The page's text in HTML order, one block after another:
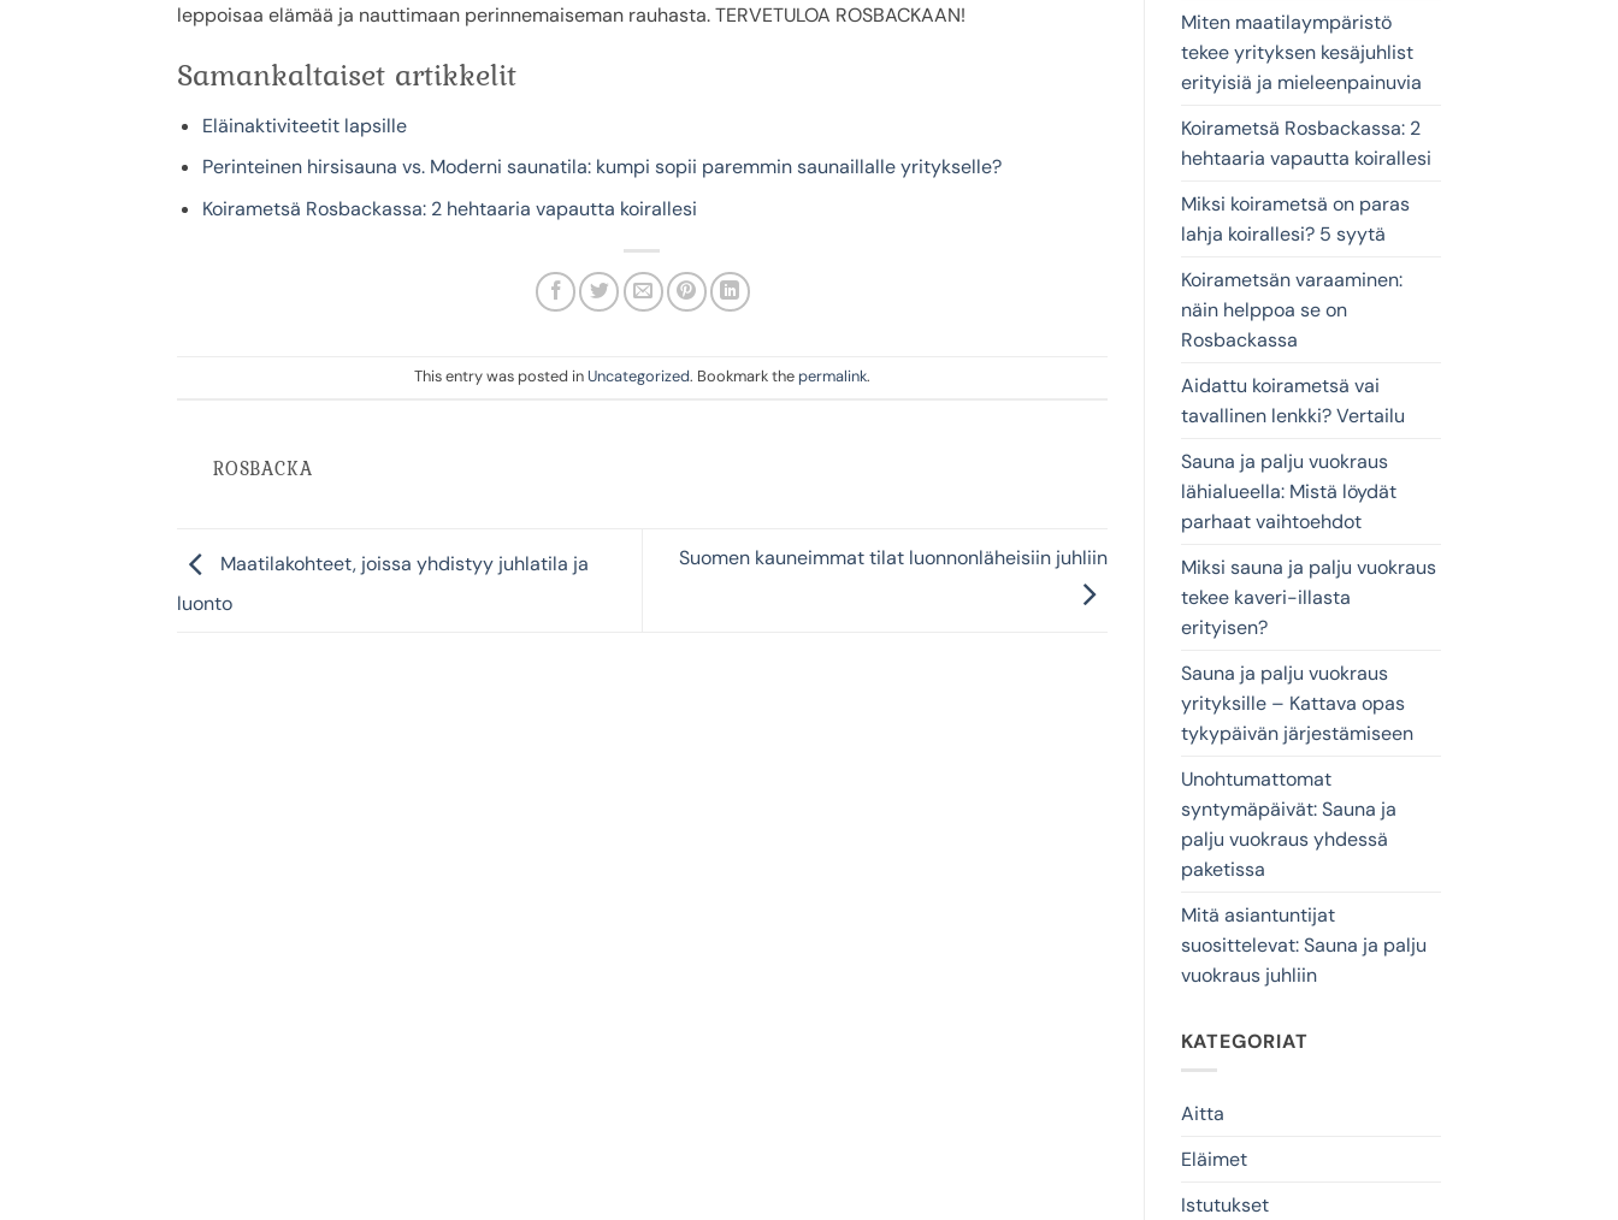
leppoisaa elämää ja nauttimaan perinnemaiseman rauhasta. TERVETULOA ROSBACKAAN!
Samankaltaiset artikkelit
Eläinaktiviteetit lapsille
Perinteinen hirsisauna vs. Moderni saunatila: kumpi sopii paremmin saunaillalle yritykselle?
Koirametsä Rosbackassa: 2 hehtaaria vapautta koirallesi
This entry was posted inUncategorized. Bookmark the permalink.
ROSBACKA
Maatilakohteet, joissa yhdistyy juhlatila ja
luonto
Suomen kauneimmat tilat luonnonläheisiin juhliin
Miten maatilaympäristö
tekee yrityksen kesäjuhlist
erityisiä ja mieleenpainuvia
Koirametsä Rosbackassa: 2
hehtaaria vapautta koirallesi
Miksi koirametsä on paras
lahja koirallesi? 5 syytä
Koirametsän varaaminen:
näin helppoa se on
Rosbackassa
Aidattu koirametsä vai
tavallinen lenkki? Vertailu
Sauna ja palju vuokraus
lähialueella: Mistä löydät
parhaat vaihtoehdot
Miksi sauna ja palju vuokraus
tekee kaveri-illasta
erityisen?
Sauna ja palju vuokraus
yrityksille – Kattava opas
tykypäivän järjestämiseen
Unohtumattomat
syntymäpäivät: Sauna ja
palju vuokraus yhdessä
paketissa
Mitä asiantuntijat
suosittelevat: Sauna ja palju
vuokraus juhliin
KATEGORIAT
Aitta
Eläimet
Istutukset